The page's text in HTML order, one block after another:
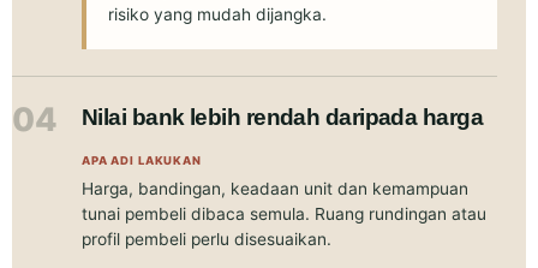
risiko yang mudah dijangka.
04 Nilai bank lebih rendah daripada harga
APA ADI LAKUKAN
Harga, bandingan, keadaan unit dan kemampuan
tunai pembeli dibaca semula. Ruang rundingan atau
profil pembeli perlu disesuaikan.